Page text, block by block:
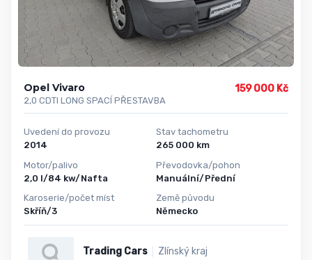
Opel Vivaro
2,0 CDTI LONG SPACÍ PŘESTAVBA
159 000 Kč
Uvedení do provozu
2014
Motor/palivo
2,0 l/84 kw/Nafta
Karoserie/počet míst
Skříň/3
Stav tachometru
265 000 km
Převodovka/pohon
Manuální/Přední
Země původu
Německo
Trading Cars Zlínský kraj